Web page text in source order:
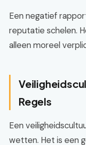
Een negatief
reputatie schelen.
alleen moreel
Regels
Een
wetten. Het is een